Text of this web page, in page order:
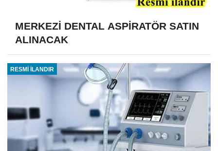
MERKEZİ DENTAL ASPİRATÖR SATIN
ALINACAK
RESMİ İLANDIR